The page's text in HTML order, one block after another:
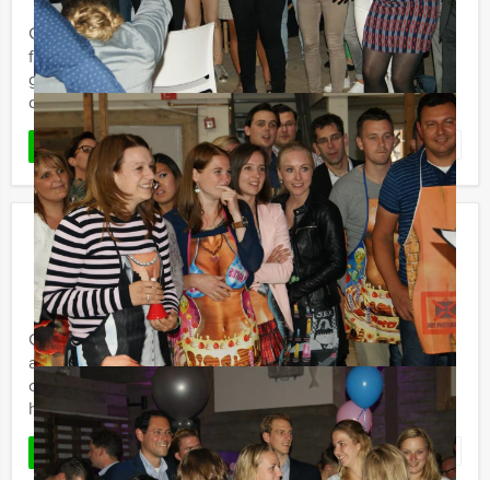
Groepsuitje/bedrijfsuitje conform het Popquiz à Gogo
format maar dan geheel op maat voor jullie
georganiseerd! Teams of koppels spelen een muzikale
quiz waarin ...
LEES MEER Favoriet
Lunch – GPS Tocht – Borrel in
Arnhem
Vanaf€ 59,50 p.p. excl. BTW
Vanaf 12 personen ‐ 4 uur en 30 minuten
Gezellig, avontuurlijk en altijd feestelijk! Laad even de
accu op met een uitgebreide lunch om daarna Arnhem
op bijzondere manier in teams te verkennen om daarna
het ...
LEES MEER Favoriet